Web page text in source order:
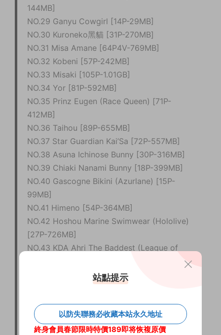
144MB]
NO.29 Ganyu Cowgirl [14P-29MB]
NO.30 Kuroneko黑貓 [31P-270MB]
NO.31 Misa Amane [64P4V-769MB]
NO.32 Kobeni [57P-242MB]
NO.33 Misaki [105P-1.01GB]
NO.34 Yor [81P-592MB]
NO.35 Prinz Eugen (Race Queen) [71P-
412MB]
NO.36 Taihou [89P-655MB]
NO.37 Star Guardian Kai’Sa [72P-557MB]
NO.38 Asuna Ichinose Bunny [30P-316MB]
NO.39 Chiaki Nanami Bunny [18P-399MB]
NO.40 Gascogne Bikini (Azurlane) [15P-
99MB]
NO.41 Himeno [54P-364MB]
NO.42 Hoshou Marine Swimwear (Hololive)
[27P-726MB]
NO.43 KDA Ahri The Baddest (League of
NO.44 Kiara Sesshouin Gtunver ver (Fate
Grand Order) [30P-608MB]
NO.46 Marine Houshou Casual [21P-232MB]
NO.47 Minamoto no Raikou Bunny (Fate
站點提示
以防失聯務必收藏本站永久地址
終身會員春節限時特價189即将恢複原價